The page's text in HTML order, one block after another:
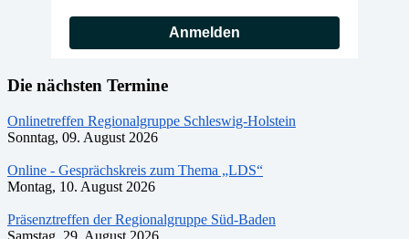
Anmelden
Die nächsten Termine
Onlinetreffen Regionalgruppe Schleswig-Holstein
Sonntag, 09. August 2026
Online - Gesprächskreis zum Thema „LDS“
Montag, 10. August 2026
Präsenztreffen der Regionalgruppe Süd-Baden
Samstag, 29. August 2026